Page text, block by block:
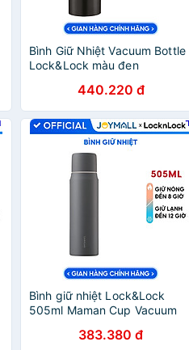
Bình Giữ Nhiệt Vacuum Bottle
Lock&Lock màu đen
chính hãng, thép không gỉ, độ
bền cao - JoyMall
440.220 đ
Bình giữ nhiệt Lock&Lock
505ml Maman Cup Vacuum
- Hàng chính hãng, nắp dùng
383.380 đ